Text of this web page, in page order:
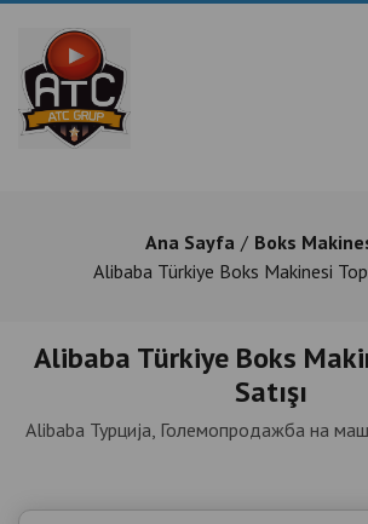
Ana Sayfa
Boks
Alibaba Türkiye Boks Makinesi
Alibaba Türkiye Boks
Satışı
Alibaba Турција, Големопродажба на